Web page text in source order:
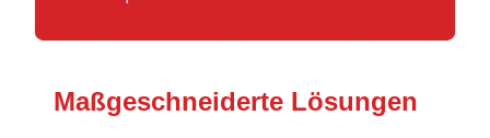
Maßgeschneiderte Lösungen